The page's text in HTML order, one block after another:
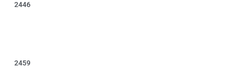
2446
2459